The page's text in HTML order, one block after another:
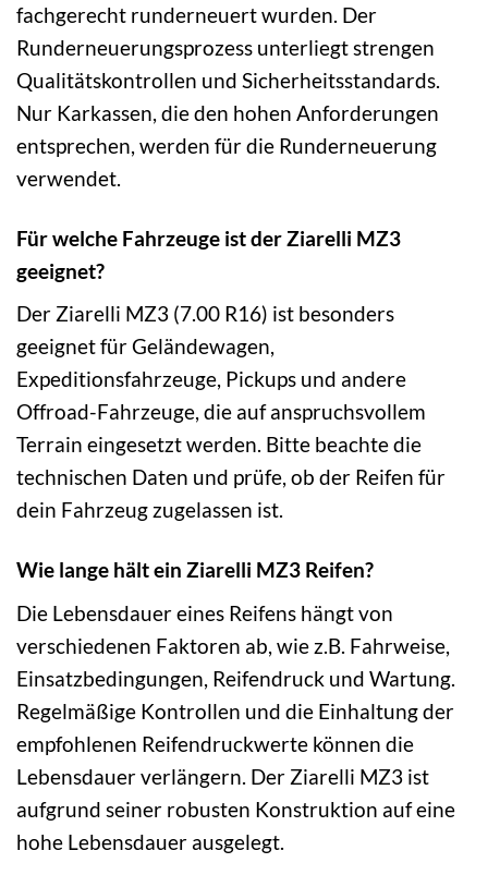
fachgerecht runderneuert wurden. Der
Runderneuerungsprozess unterliegt strengen
Qualitätskontrollen und Sicherheitsstandards.
Nur Karkassen, die den hohen Anforderungen
entsprechen, werden für die Runderneuerung
verwendet.
Für welche Fahrzeuge ist der Ziarelli MZ3
geeignet?
Der Ziarelli MZ3 (7.00 R16) ist besonders
geeignet für Geländewagen,
Expeditionsfahrzeuge, Pickups und andere
Offroad-Fahrzeuge, die auf anspruchsvollem
Terrain eingesetzt werden. Bitte beachte die
technischen Daten und prüfe, ob der Reifen für
dein Fahrzeug zugelassen ist.
Wie lange hält ein Ziarelli MZ3 Reifen?
Die Lebensdauer eines Reifens hängt von
verschiedenen Faktoren ab, wie z.B. Fahrweise,
Einsatzbedingungen, Reifendruck und Wartung.
Regelmäßige Kontrollen und die Einhaltung der
empfohlenen Reifendruckwerte können die
Lebensdauer verlängern. Der Ziarelli MZ3 ist
aufgrund seiner robusten Konstruktion auf eine
hohe Lebensdauer ausgelegt.